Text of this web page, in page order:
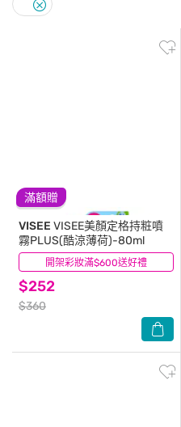
滿額贈
開架彩妝滿$600送好禮
VISEE VISEE美顏定格持粧噴
霧PLUS(酷涼薄荷)-80ml
$252
$360
(0)